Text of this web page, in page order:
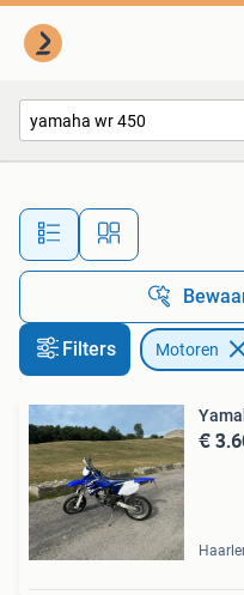
Alle
Filters Motoren
€